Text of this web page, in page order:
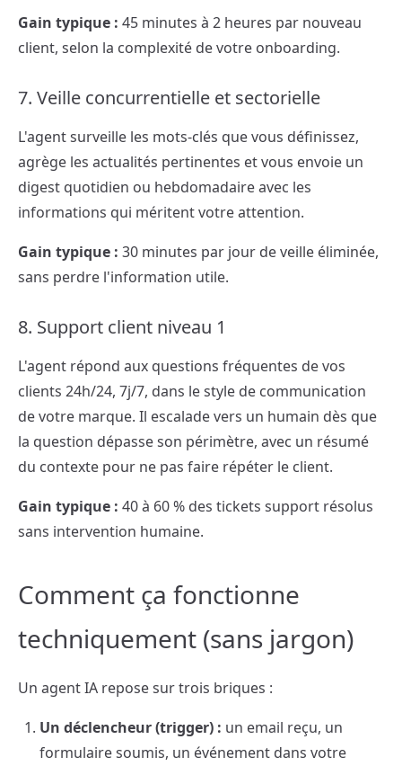
Gain typique : 45 minutes à 2 heures par nouveau
client, selon la complexité de votre onboarding.
7. Veille concurrentielle et sectorielle
L'agent surveille les mots-clés que vous définissez,
agrège les actualités pertinentes et vous envoie un
digest quotidien ou hebdomadaire avec les
informations qui méritent votre attention.
Gain typique : 30 minutes par jour de veille éliminée,
sans perdre l'information utile.
8. Support client niveau 1
L'agent répond aux questions fréquentes de vos
clients 24h/24, 7j/7, dans le style de communication
de votre marque. Il escalade vers un humain dès que
la question dépasse son périmètre, avec un résumé
du contexte pour ne pas faire répéter le client.
Gain typique : 40 à 60 % des tickets support résolus
sans intervention humaine.
Comment ça fonctionne
techniquement (sans jargon)
Un agent IA repose sur trois briques :
Un déclencheur (trigger) : un email reçu, un
formulaire soumis, un événement dans votre